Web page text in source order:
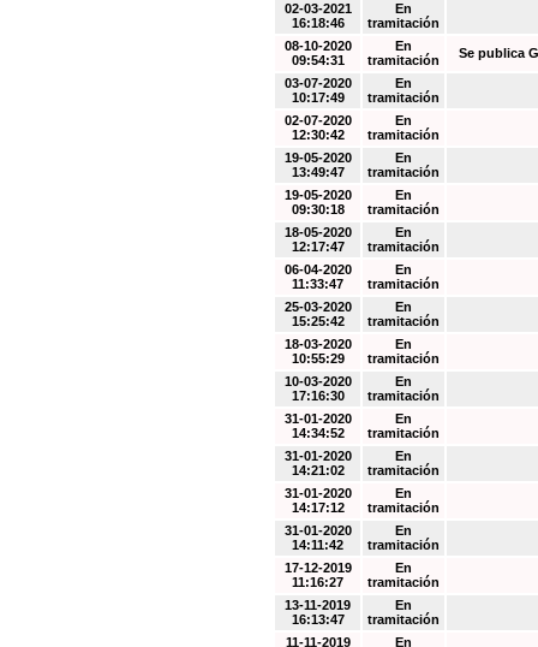
02-03-2021
16:18:46
En
tramitación
08-10-2020
09:54:31
En
tramitación
Se publica
03-07-2020
10:17:49
En
tramitación
02-07-2020
12:30:42
En
tramitación
19-05-2020
13:49:47
En
tramitación
19-05-2020
09:30:18
En
tramitación
18-05-2020
12:17:47
En
tramitación
06-04-2020
11:33:47
En
tramitación
25-03-2020
15:25:42
En
tramitación
18-03-2020
10:55:29
En
tramitación
10-03-2020
17:16:30
En
tramitación
31-01-2020
14:34:52
En
tramitación
31-01-2020
14:21:02
En
tramitación
31-01-2020
14:17:12
En
tramitación
31-01-2020
14:11:42
En
tramitación
17-12-2019
11:16:27
En
tramitación
13-11-2019
16:13:47
En
tramitación
11-11-2019
En